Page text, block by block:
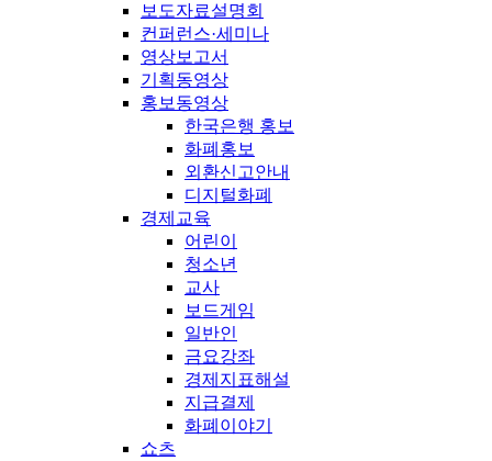
보도자료설명회
컨퍼런스·세미나
영상보고서
기획동영상
홍보동영상
한국은행 홍보
화폐홍보
외환신고안내
디지털화폐
경제교육
어린이
청소년
교사
보드게임
일반인
금요강좌
경제지표해설
지급결제
화폐이야기
쇼츠